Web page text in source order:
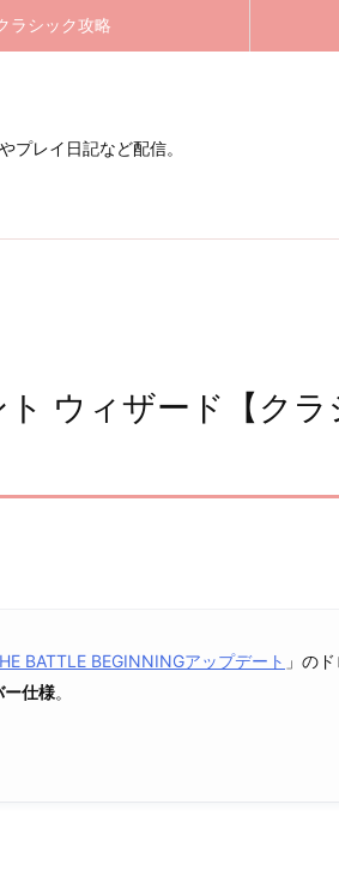
ラシック攻略
プレイ日記など配信。
ウィザード【クラ
BATTLE BEGINNINGアップデート 」の
ー仕様。